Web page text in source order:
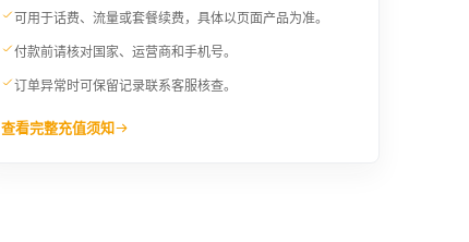
可用于话费、流量或套餐续费，具体以页面产品为准。
付款前请核对国家、运营商和手机号。
订单异常时可保留记录联系客服核查。
查看完整充值须知